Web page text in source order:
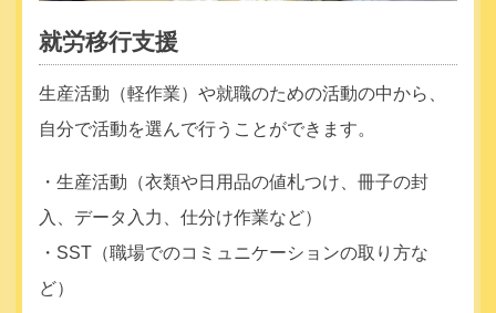
就労移行支援
生産活動（軽作業）や就職のための活動の中から、
自分で活動を選んで行うことができます。
・生産活動（衣類や日用品の値札つけ、冊子の封
入、データ入力、仕分け作業など）
・SST（職場でのコミュニケーションの取り方な
ど）